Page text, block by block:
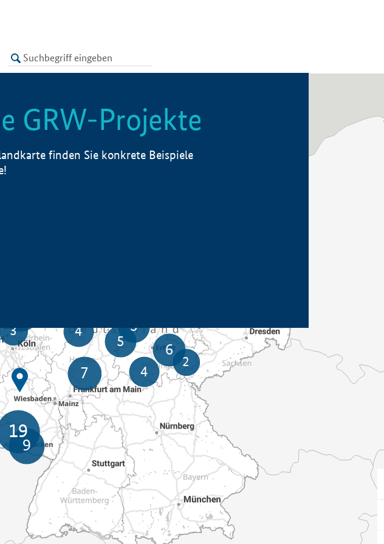
LISTE
GRW-Projekte
finden Sie konkrete Beispiele